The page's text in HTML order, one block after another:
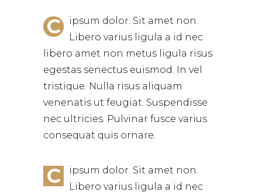
C
ipsum dolor. Sit amet non.
Libero varius ligula a id nec
libero amet non metus ligula risus
egestas senectus euismod. In vel
tristique. Nulla risus aliquam
venenatis ut feugiat. Suspendisse
nec ultricies. Pulvinar fusce varius
consequat quis ornare.
C
ipsum dolor. Sit amet non.
Libero varius ligula a id nec